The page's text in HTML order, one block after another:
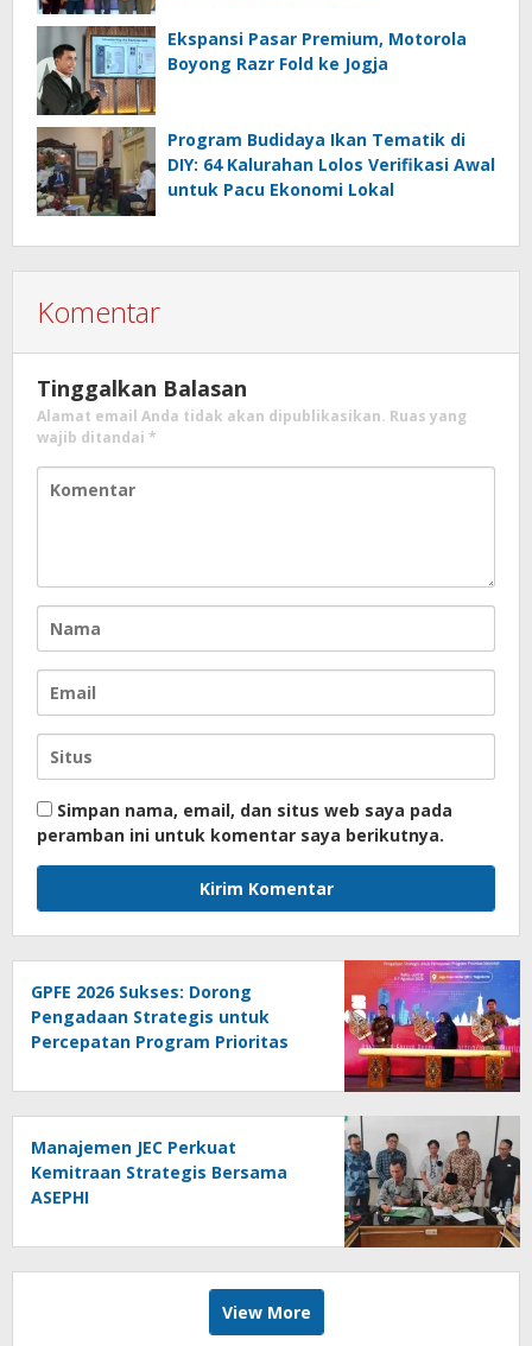
Ekspansi Pasar Premium, Motorola
Boyong Razr Fold ke Jogja
Program Budidaya Ikan Tematik di
DIY: 64 Kalurahan Lolos Verifikasi Awal
untuk Pacu Ekonomi Lokal
Komentar
Tinggalkan Balasan
Alamat email Anda tidak akan dipublikasikan. Ruas yang
wajib ditandai *
Simpan nama, email, dan situs web saya pada
peramban ini untuk komentar saya berikutnya.
GPFE 2026 Sukses: Dorong
Pengadaan Strategis untuk
Percepatan Program Prioritas
Manajemen JEC Perkuat
Kemitraan Strategis Bersama
ASEPHI
View More